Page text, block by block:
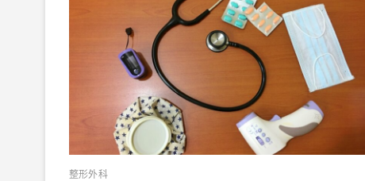
整形外科